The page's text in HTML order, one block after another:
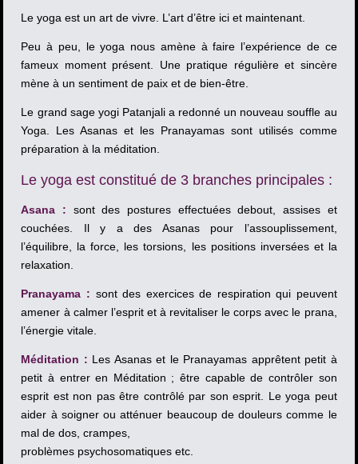
Le yoga est un art de vivre. L’art d’être ici et maintenant.
Peu à peu, le yoga nous amène à faire l’expérience de ce
fameux moment présent. Une pratique régulière et sincère
mène à un sentiment de paix et de bien-être.
Le grand sage yogi Patanjali a redonné un nouveau souffle au
Yoga. Les Asanas et les Pranayamas sont utilisés comme
préparation à la méditation.
Le yoga est constitué de 3 branches principales :
Asana :
sont des postures effectuées debout, assises et
couchées. Il y a des Asanas pour l’assouplissement,
l’équilibre, la force, les torsions, les positions inversées et la
relaxation.
Pranayama : sont des exercices de respiration qui peuvent
amener à calmer l’esprit et à revitaliser le corps avec le prana,
l’énergie vitale.
Méditation : Les Asanas et le Pranayamas apprêtent petit à
petit à entrer en Méditation ; être capable de contrôler son
esprit est non pas être contrôlé par son esprit. Le yoga peut
aider à soigner ou atténuer beaucoup de douleurs comme le
mal de dos, crampes,
problèmes psychosomatiques etc.